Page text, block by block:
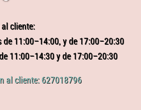
cliente:
de 11:00–14:00, y de 17:00–20:30
11:00–14:30 y de 17:00–20:30
al cliente: 627018796